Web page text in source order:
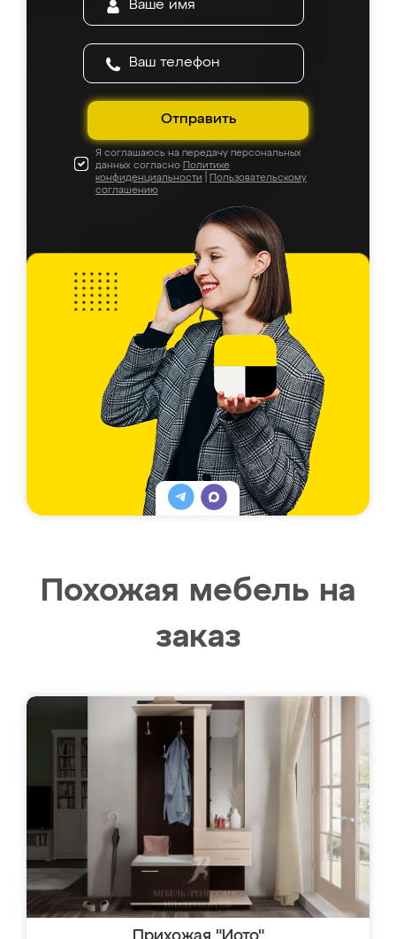
Отправить
Я соглашаюсь на передачу персональных
данных согласно Политике
конфиденциальности
Пользовательскому
соглашению
Похожая мебель на
заказ